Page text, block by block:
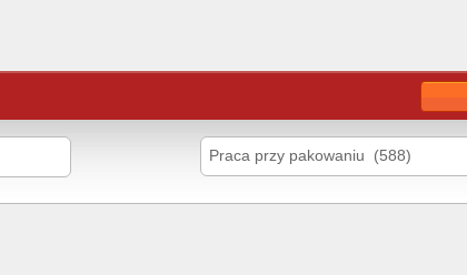
Praca przy pakowaniu (588)